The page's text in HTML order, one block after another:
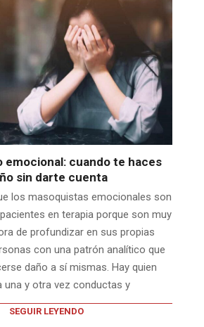
emocional: cuando te haces
sin darte cuenta
los masoquistas emocionales son
en terapia porque son muy
de profundizar en sus propias
con una patrón analítico que
daño a sí mismas. Hay quien
una y otra vez conductas y
SEGUIR LEYENDO